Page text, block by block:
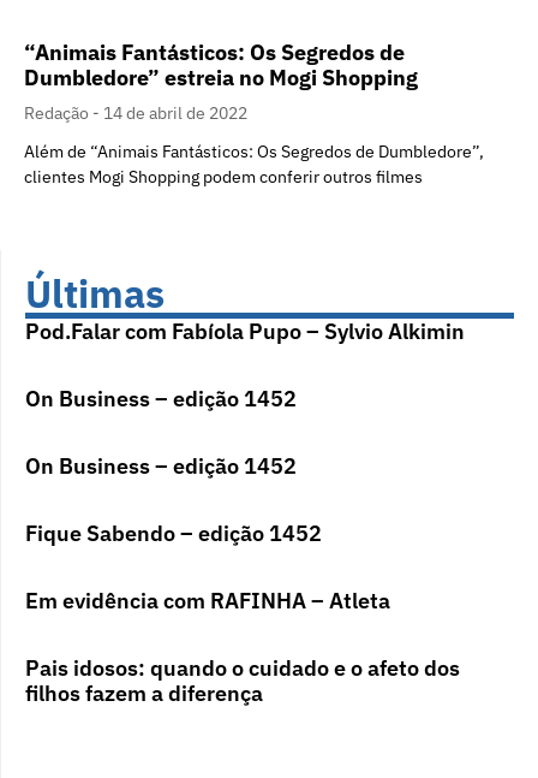
“Animais Fantásticos: Os Segredos de
Dumbledore” estreia no Mogi Shopping
Redação
14 de abril de 2022
Além de “Animais Fantásticos: Os Segredos de Dumbledore”,
clientes Mogi Shopping podem conferir outros filmes
Últimas
Pod.Falar com Fabíola Pupo – Sylvio Alkimin
On Business – edição 1452
On Business – edição 1452
Fique Sabendo – edição 1452
Em evidência com RAFINHA – Atleta
Pais idosos: quando o cuidado e o afeto dos
filhos fazem a diferença